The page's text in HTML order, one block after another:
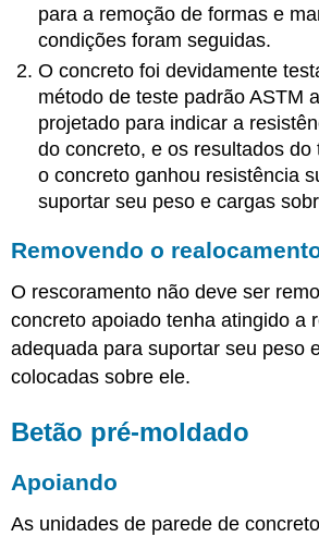
para a remoção de formas e
condições foram seguidas.
O concreto foi devidamente
método de teste padrão ASTM
projetado para indicar a
do concreto, e os resultados do
o concreto ganhou resistência
suportar seu peso e cargas
Removendo o
O rescoramento não deve ser
concreto apoiado tenha atingido a
adequada para suportar seu peso
colocadas sobre ele.
Betão pré-moldado
Apoiando
As unidades de parede de